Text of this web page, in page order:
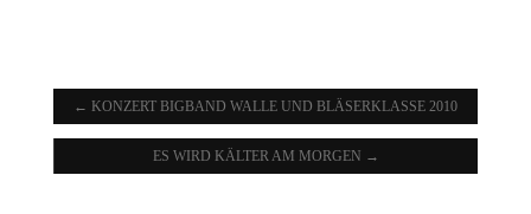
← KONZERT BIGBAND WALLE UND BLÄSERKLASSE 2010
ES WIRD KÄLTER AM MORGEN →